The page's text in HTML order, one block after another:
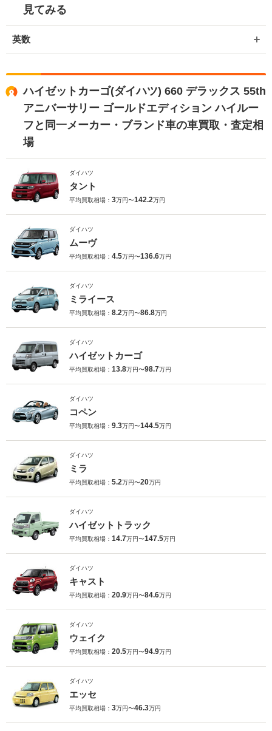
見てみる
英数
ハイゼットカーゴ(ダイハツ) 660 デラックス 55th
アニバーサリー ゴールドエディション ハイルー
フと同一メーカー・ブランド車の車買取・査定相
場
ダイハツ
タント
平均買取相場： 3万円〜142.2万円
ダイハツ
ムーヴ
平均買取相場： 4.5万円〜136.6万円
ダイハツ
ミライース
平均買取相場： 8.2万円〜86.8万円
ダイハツ
ハイゼットカーゴ
平均買取相場： 13.8万円〜98.7万円
ダイハツ
コペン
平均買取相場： 9.3万円〜144.5万円
ダイハツ
ミラ
平均買取相場： 5.2万円〜20万円
ダイハツ
ハイゼットトラック
平均買取相場： 14.7万円〜147.5万円
ダイハツ
キャスト
平均買取相場： 20.9万円〜84.6万円
ダイハツ
ウェイク
平均買取相場： 20.5万円〜94.9万円
ダイハツ
エッセ
平均買取相場： 3万円〜46.3万円